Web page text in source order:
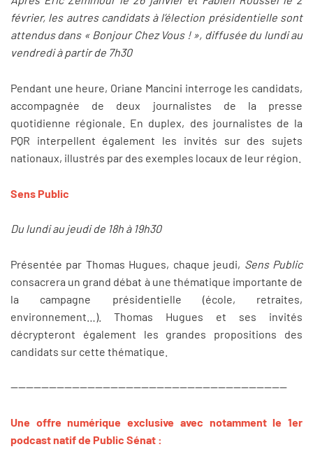
février, les autres candidats à l’élection présidentielle sont
attendus dans « Bonjour Chez Vous ! », diffusée du lundi au
vendredi à partir de 7h30
Pendant une heure, Oriane Mancini interroge les candidats,
accompagnée de deux journalistes de la presse
quotidienne régionale. En duplex, des journalistes de la
PQR interpellent également les invités sur des sujets
nationaux, illustrés par des exemples locaux de leur région.
Sens Public
Du lundi au jeudi de 18h à 19h30
Présentée par Thomas Hugues, chaque jeudi, Sens Public
consacrera un grand débat à une thématique importante de
la campagne présidentielle (école, retraites,
environnement…). Thomas Hugues et ses invités
décrypteront également les grandes propositions des
candidats sur cette thématique.
------------------------------------------------------------------------
Une offre numérique exclusive avec notamment le 1er
podcast natif de Public Sénat :